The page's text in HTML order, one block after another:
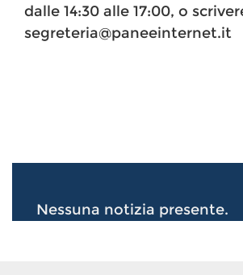
dalle 14:30 alle 17:00, o
segreteria@paneeinternet.it
Nessuna notizia presente.